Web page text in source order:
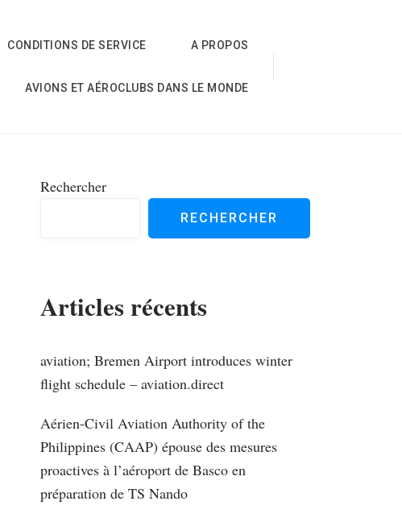
CONDITIONS DE SERVICE A PROPOS
AVIONS ET AÉROCLUBS DANS LE MONDE
Rechercher
RECHERCHER
Articles récents
aviation; Bremen Airport introduces winter
flight schedule – aviation.direct
Aérien-Civil Aviation Authority of the
Philippines (CAAP) épouse des mesures
proactives à l’aéroport de Basco en
préparation de TS Nando